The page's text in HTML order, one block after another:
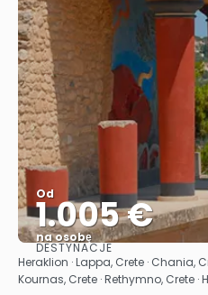
Od
1.005 €
na osobę
DESTYNACJE
Heraklion · Lappa, Crete · Chania,
Kournas, Crete · Rethymno, Crete ·